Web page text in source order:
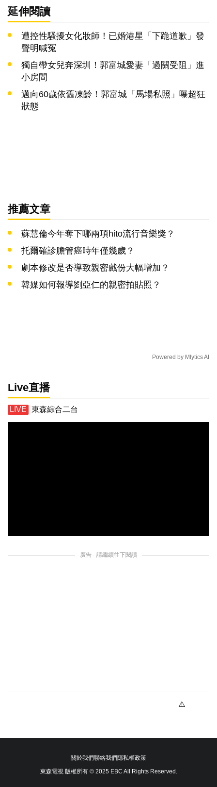
延伸閱讀
遭控性騷擾女化妝師！已婚港星「下跪道歉」發
聲明喊冤
獨自帶女兒奔深圳！郭富城愛妻「過關受阻」進
小房間
邁向60歲依舊凍齡！郭富城「馬場私照」曝超狂
狀態
推薦文章
蘇慧倫今年奪下哪兩項hito流行音樂獎？
托爾確診膽管癌時年僅幾歲？
劇本修改是否導致親密戲份大幅增加？
韓媒如何報導劉亞仁的親密拍貼照？
Powered by Mlytics AI
Live直播
東森綜合二台
廣告 - 請繼續往下閱讀
關於我們聯絡我們隱私權政策
東森電視 版權所有 © 2025 EBC All Rights Reserved.